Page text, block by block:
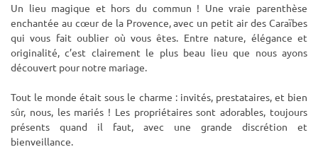
Un lieu magique et hors du commun ! Une vraie parenthèse
enchantée au cœur de la Provence, avec un petit air des Caraïbes
qui vous fait oublier où vous êtes. Entre nature, élégance et
originalité, c’est clairement le plus beau lieu que nous ayons
découvert pour notre mariage.
Tout le monde était sous le charme : invités, prestataires, et bien
sûr, nous, les mariés ! Les propriétaires sont adorables, toujours
présents quand il faut, avec une grande discrétion et
bienveillance.